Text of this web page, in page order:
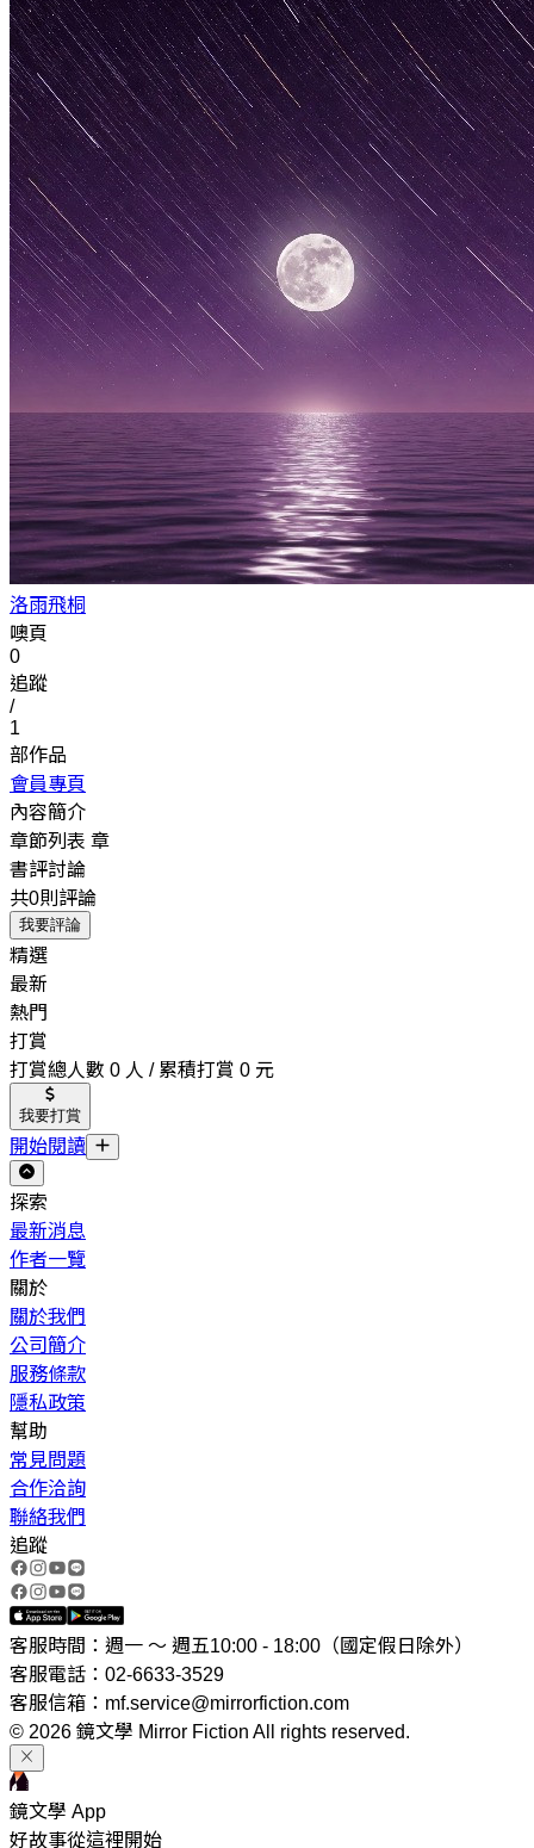
洛雨飛桐
噢頁
0
追蹤
/
1
部作品
會員專頁
內容簡介
章節列表 章
書評討論
共0則評論
我要評論
精選
最新
熱門
打賞
打賞總人數 0 人 / 累積打賞 0 元
我要打賞
開始閱讀
探索
最新消息
作者一覽
關於
關於我們
公司簡介
服務條款
隱私政策
幫助
常見問題
合作洽詢
聯絡我們
追蹤
客服時間：週一 ～ 週五10:00 - 18:00（國定假日除外）
客服電話：02-6633-3529
客服信箱：mf.service@mirrorfiction.com
© 2026 鏡文學 Mirror Fiction All rights reserved.
鏡文學 App
好故事從這裡開始